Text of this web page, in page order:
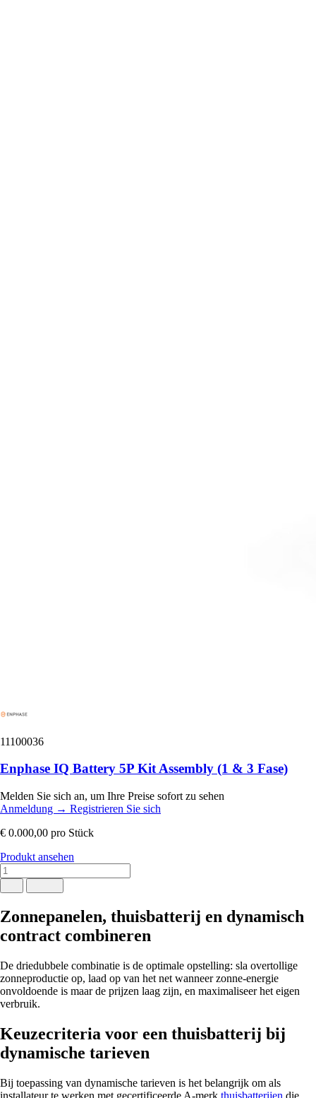
11100036
Enphase IQ Battery 5P Kit Assembly (1 & 3 Fase)
Melden Sie sich an, um Ihre Preise sofort zu sehen
Anmeldung → Registrieren Sie sich
€ 0.000,00 pro Stück
Produkt ansehen
Zonnepanelen, thuisbatterij en dynamisch
contract combineren
De driedubbele combinatie is de optimale opstelling: sla overtollige
zonneproductie op, laad op van het net wanneer zonne-energie
onvoldoende is maar de prijzen laag zijn, en maximaliseer het eigen
verbruik.
Keuzecriteria voor een thuisbatterij bij
dynamische tarieven
Bij toepassing van dynamische tarieven is het belangrijk om als
installateur te werken met gecertificeerde A-merk thuisbatterijen die